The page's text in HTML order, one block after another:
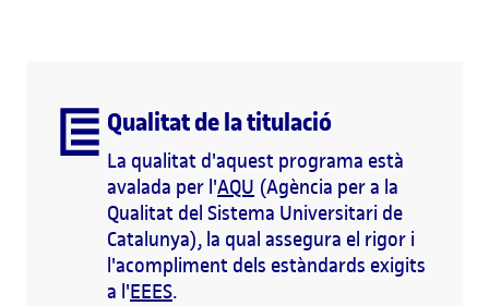
Qualitat de la titulació
La qualitat d'aquest programa està
avalada per l'AQU (Agència per a la
Qualitat del Sistema Universitari de
Catalunya), la qual assegura el rigor i
l'acompliment dels estàndards exigits
a l'EEES.